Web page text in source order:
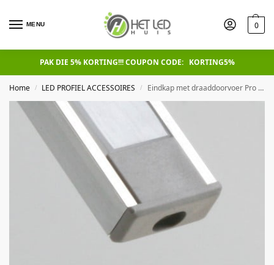
MENU 0
PAK DIE 5% KORTING!!! COUPON CODE: KORTING5%
Home / LED PROFIEL ACCESSOIRES / Eindkap met draaddoorvoer Pro Line Alu 6mm